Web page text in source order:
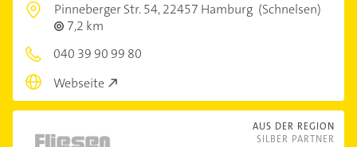
Pinneberger Str. 54,22457 Hamburg (Schnelsen)
7,2 km
040 39 90 99 80
Webseite
AUS DER REGION
SILBER PARTNER